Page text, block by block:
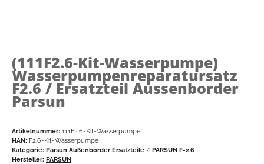
(111F2.6-Kit-Wasserpumpe)
Wasserpumpenreparatursatz
F2.6 / Ersatzteil Aussenborder
Parsun
Artikelnummer: 111F2.6-Kit-Wasserpumpe
HAN: F2.6-Kit-Wasserpumpe
Kategorie: Parsun Außenborder Ersatzteile / PARSUN F-2.6
Hersteller: PARSUN